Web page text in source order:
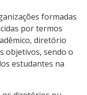
formadas
por termos
diretório
objetivos, sendo o
estudantes na